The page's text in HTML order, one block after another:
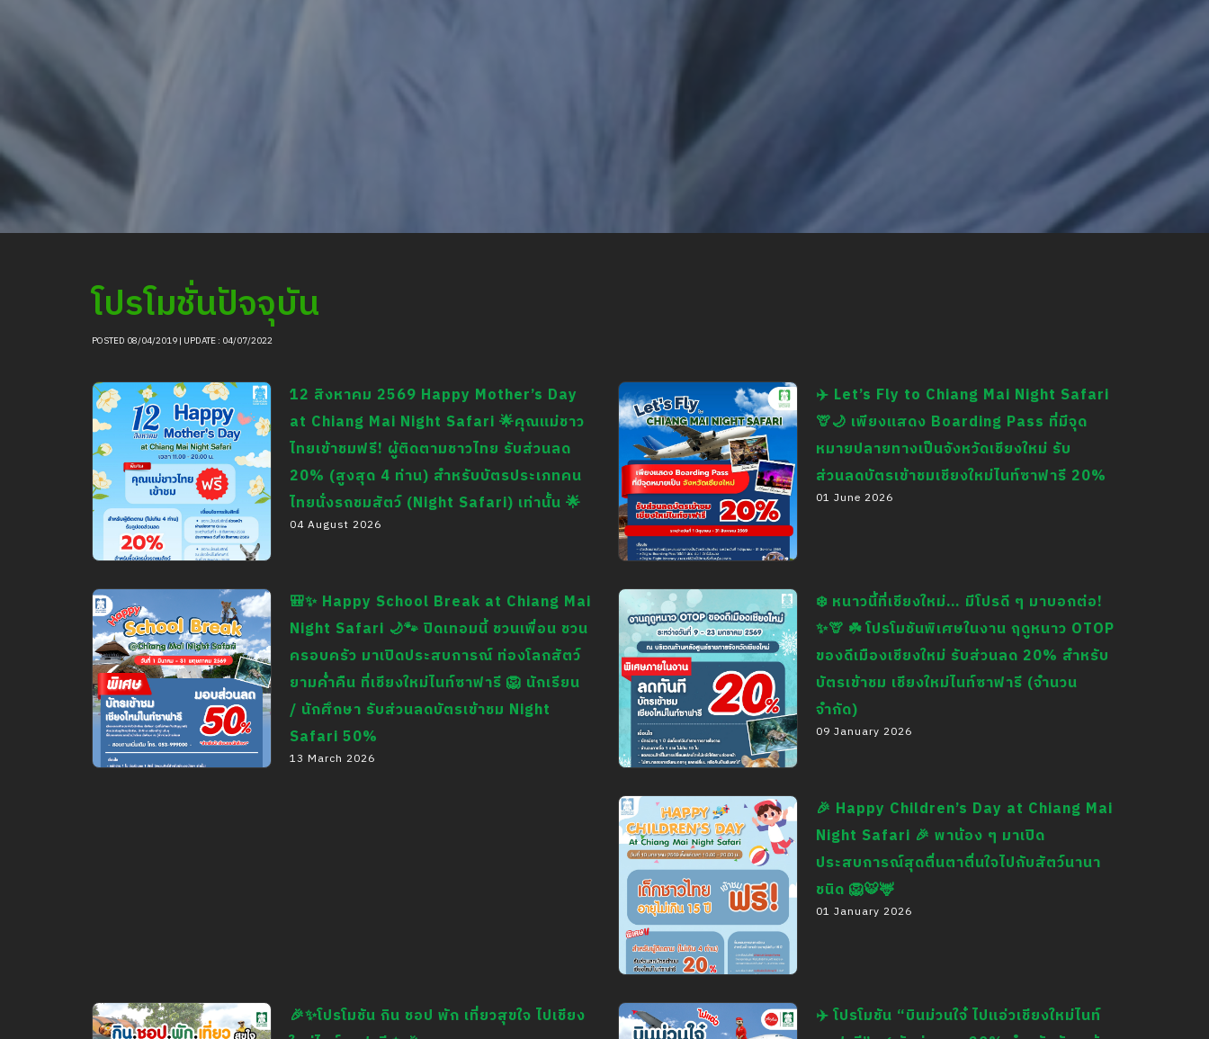
จัดซื้อ จัดจ้าง
ข่าวรับสมัครงาน
ติดต่อเรา
LOGIN
โปรโมชั่นปัจจุบัน
POSTED 08/04/2019 | UPDATE : 04/07/2022
Happy Mother’s Day
at Chiang Mai Night
Safari 🌟คุณแม่ชาว
ไทยเข้าชมฟรี! ผู้ติดตาม
ชาวไทย รับส่วนลด
20% (สูงสุด 4 ท่าน)
สำหรับบัตรประเภทคน
12 สิงหาคม 2569 Happy Mother’s Day
at Chiang Mai Night Safari 🌟คุณแม่ชาว
ไทยเข้าชมฟรี! ผู้ติดตามชาวไทย รับส่วนลด
20% (สูงสุด 4 ท่าน) สำหรับบัตรประเภทคน
ไทยนั่งรถชมสัตว์ (Night Safari) เท่านั้น 🌟
04 August 2026
Mai Night Safari 🦒🌙
เพียงแสดง Boarding
Pass ที่มีจุดหมายปลาย
ทางเป็นจังหวัดเชียงใหม่
รับส่วนลดบัตรเข้าชม
เชียงใหม่ไนท์ซาฟารี
20%
✈️ Let’s Fly to Chiang Mai Night Safari
🦒🌙 เพียงแสดง Boarding Pass ที่มีจุด
หมายปลายทางเป็นจังหวัดเชียงใหม่ รับ
ส่วนลดบัตรเข้าชมเชียงใหม่ไนท์ซาฟารี 20%
01 June 2026
นักเรียน / นักศึกษา รับ
ส่วนลดบัตรเข้าชม
🎒✨ Happy School Break at Chiang Mai
Night Safari 🌙🐾 ปิดเทอมนี้ ชวนเพื่อน ชวน
ครอบครัว มาเปิดประสบการณ์ ท่องโลกสัตว์
ยามค่ำคืน ที่เชียงใหม่ไนท์ซาฟารี 🦁 นักเรียน
/ นักศึกษา รับส่วนลดบัตรเข้าชม Night
Safari 50%
13 March 2026
โปรดี ๆ มาบอกต่อ! ✨🦒
☘️ โปรโมชันพิเศษในงาน
ฤดูหนาว OTOP ของดี
เมืองเชียงใหม่ รับ
ส่วนลด 20% สำหรับ
บัตรเข้าชม เชียงใหม่ไนท์
ซาฟารี (จำนวนจำกัด)
❄️ หนาวนี้ที่เชียงใหม่… มีโปรดี ๆ มาบอกต่อ!
✨🦒 ☘️ โปรโมชันพิเศษในงาน ฤดูหนาว OTOP
ของดีเมืองเชียงใหม่ รับส่วนลด 20% สำหรับ
บัตรเข้าชม เชียงใหม่ไนท์ซาฟารี (จำนวน
จำกัด)
09 January 2026
Day at Chiang Mai
🎉 Happy Children’s Day at Chiang Mai
Night Safari 🎉 พาน้อง ๆ มาเปิด
ประสบการณ์สุดตื่นตาตื่นใจไปกับสัตว์นานา
ชนิด 🦁🐯🦌
01 January 2026
🎉✨โปรโมชัน กิน ชอป พัก เที่ยวสุขใจ ไปเชียง
✈️ โปรโมชัน “บินม่วนใจ๋ ไปแอ่วเชียงใหม่ไนท์